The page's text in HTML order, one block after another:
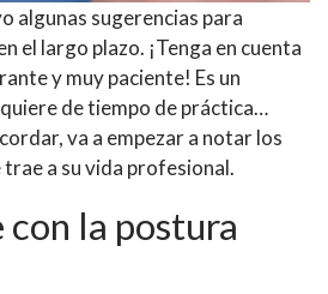
algunas sugerencias para
el largo plazo. ¡Tenga en cuenta
y muy paciente! Es un
de tiempo de práctica…
va a empezar a notar los
a su vida profesional.
la postura